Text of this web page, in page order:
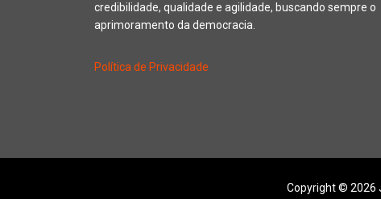
credibilidade, qualidade e agilidade, buscando sempre o
aprimoramento da democracia.
Política de Privacidade
Copyright © 2026